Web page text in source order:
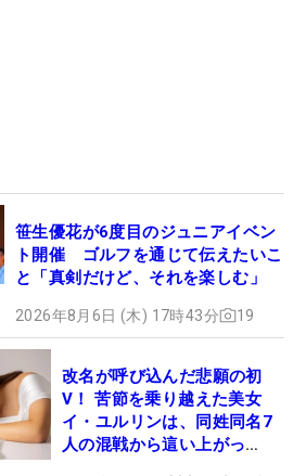
笹生優花が6度目のジュニアイベン
ト開催 ゴルフを通じて伝えたいこ
と「真剣だけど、それを楽しむ」
2026年8月6日 (木) 17時43分 19
改名が呼び込んだ悲願の初
V！ 苦節を乗り越えた美女
イ・ユルリンは、同姓同名7
人の混戦から這い上がっ